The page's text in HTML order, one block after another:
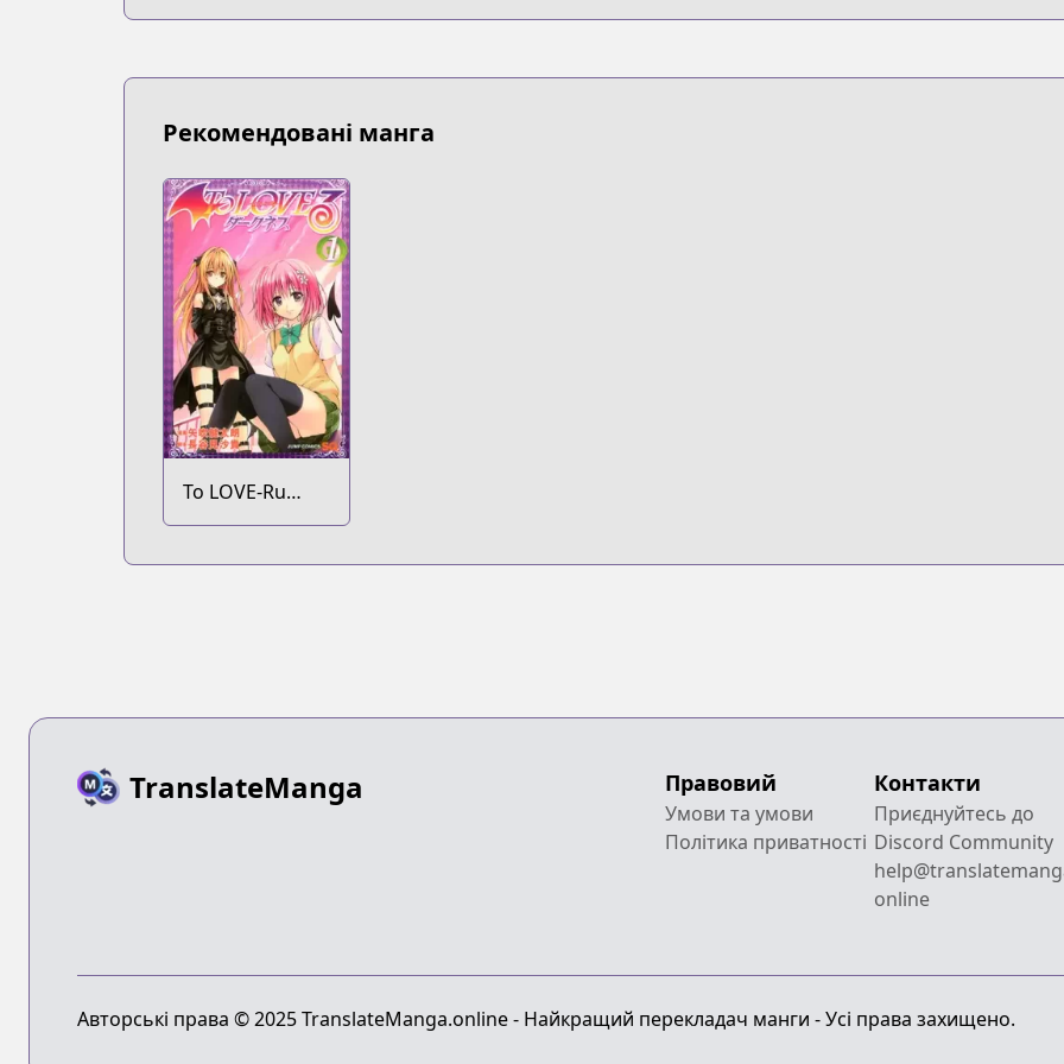
Рекомендовані манга
To LOVE-Ru
Darkness
TranslateManga Правовий
Умови та умови
Політика приватності
Контакти
Приєднуйтесь до
Discord Community
online
Авторські права © 2025 TranslateManga.online - Найкращий перекладач манги - Усі права захищено.